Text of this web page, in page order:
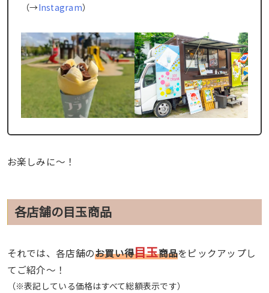
（→Instagram）
お楽しみに〜！
各店舗の目玉商品
それでは、各店舗のお買い得目玉商品をピックアップし
てご紹介〜！
（※表記している価格はすべて総額表示です）